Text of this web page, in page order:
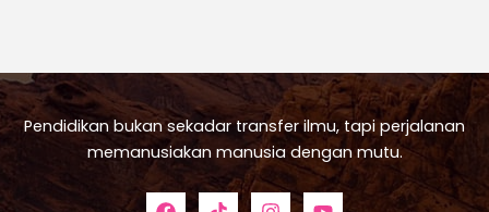
Pendidikan bukan sekadar transfer ilmu, tapi perjalanan
memanusiakan manusia dengan mutu.